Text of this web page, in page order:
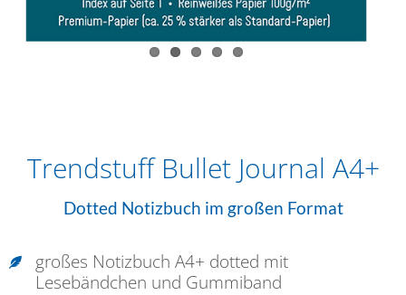
Trendstuff Bullet Journal A4+
Dotted Notizbuch im großen Format
großes Notizbuch A4+ dotted mit
Lesebändchen und Gummiband